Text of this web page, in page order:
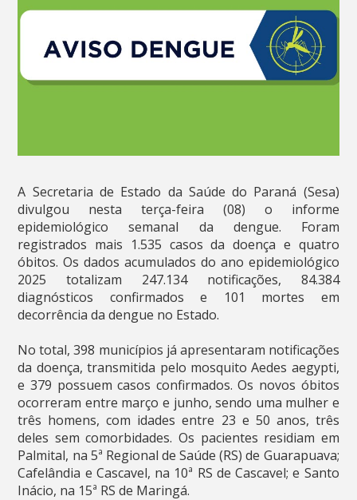
A Secretaria de Estado da Saúde do Paraná (Sesa)
divulgou nesta terça-feira (08) o informe
epidemiológico semanal da dengue. Foram
registrados mais 1.535 casos da doença e quatro
óbitos. Os dados acumulados do ano epidemiológico
2025 totalizam 247.134 notificações, 84.384
diagnósticos confirmados e 101 mortes em
decorrência da dengue no Estado.
No total, 398 municípios já apresentaram notificações
da doença, transmitida pelo mosquito Aedes aegypti,
e 379 possuem casos confirmados. Os novos óbitos
ocorreram entre março e junho, sendo uma mulher e
três homens, com idades entre 23 e 50 anos, três
deles sem comorbidades. Os pacientes residiam em
Palmital, na 5ª Regional de Saúde (RS) de Guarapuava;
Cafelândia e Cascavel, na 10ª RS de Cascavel; e Santo
Inácio, na 15ª RS de Maringá.